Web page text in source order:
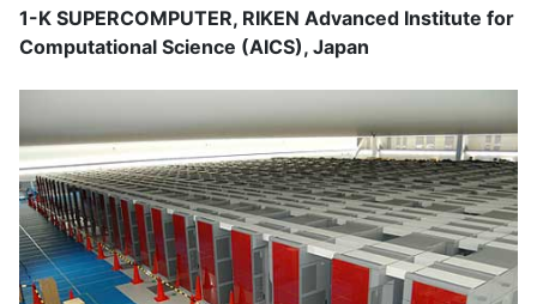
1-K SUPERCOMPUTER, RIKEN Advanced Institute for
Computational Science (AICS), Japan